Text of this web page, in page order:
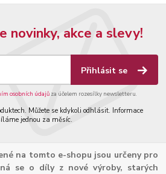
novinky, akce a slevy!
Přihlásit se
osobních údajůza účelem rozesílky newsletteru.
Můžete se kdykoli odhlásit. Informace
jednou za měsíc.
na tomto e-shopu jsou určeny pro
se o díly z nové výroby, starých